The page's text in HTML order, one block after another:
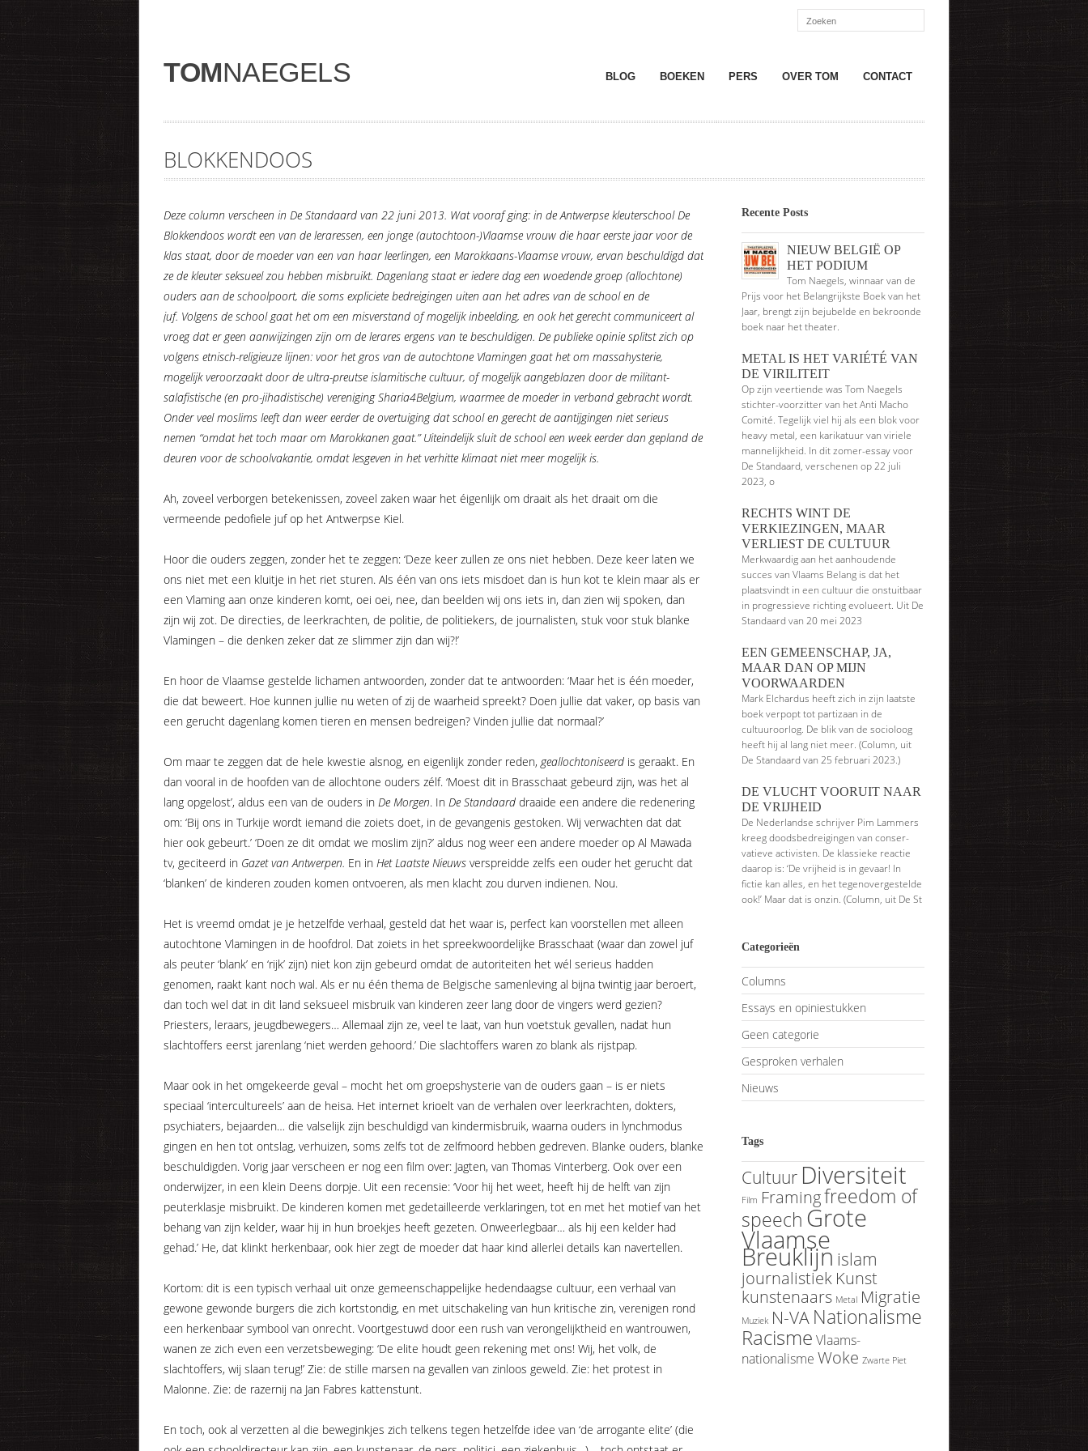
TOMNAEGELS BLOG BOEKEN PERS OVER TOM CONTACT
BLOKKENDOOS
Deze column verscheen in De Standaard van 22 juni 2013. Wat vooraf ging: in de Antwerpse kleuterschool De
Blokkendoos wordt een van de leraressen, een jonge (autochtoon-)Vlaamse vrouw die haar eerste jaar voor de
klas staat, door de moeder van een van haar leerlingen, een Marokkaans-Vlaamse vrouw, ervan beschuldigd dat
ze de kleuter seksueel zou hebben misbruikt. Dagenlang staat er iedere dag een woedende groep (allochtone)
ouders aan de schoolpoort, die soms expliciete bedreigingen uiten aan het adres van de school en de
juf. Volgens de school gaat het om een misverstand of mogelijk inbeelding, en ook het gerecht communiceert al
vroeg dat er geen aanwijzingen zijn om de lerares ergens van te beschuldigen. De publieke opinie splitst zich op
volgens etnisch-religieuze lijnen: voor het gros van de autochtone Vlamingen gaat het om massahysterie,
mogelijk veroorzaakt door de ultra-preutse islamitische cultuur, of mogelijk aangeblazen door de militant-
salafistische (en pro-jihadistische) vereniging Sharia4Belgium, waarmee de moeder in verband gebracht wordt.
Onder veel moslims leeft dan weer eerder de overtuiging dat school en gerecht de aantijgingen niet serieus
nemen “omdat het toch maar om Marokkanen gaat.” Uiteindelijk sluit de school een week eerder dan gepland de
deuren voor de schoolvakantie, omdat lesgeven in het verhitte klimaat niet meer mogelijk is.
Ah, zoveel verborgen betekenissen, zoveel zaken waar het éigenlijk om draait als het draait om die
vermeende pedofiele juf op het Antwerpse Kiel.
Hoor die ouders zeggen, zonder het te zeggen: ‘Deze keer zullen ze ons niet hebben. Deze keer laten we
ons niet met een kluitje in het riet sturen. Als één van ons iets misdoet dan is hun kot te klein maar als er
een Vlaming aan onze kinderen komt, oei oei, nee, dan beelden wij ons iets in, dan zien wij spoken, dan
zijn wij zot. De directies, de leerkrachten, de politie, de politiekers, de journalisten, stuk voor stuk blanke
Vlamingen – die denken zeker dat ze slimmer zijn dan wij?!’
En hoor de Vlaamse gestelde lichamen antwoorden, zonder dat te antwoorden: ‘Maar het is één moeder,
die dat beweert. Hoe kunnen jullie nu weten of zij de waarheid spreekt? Doen jullie dat vaker, op basis van
een gerucht dagenlang komen tieren en mensen bedreigen? Vinden jullie dat normaal?’
Om maar te zeggen dat de hele kwestie alsnog, en eigenlijk zonder reden, geallochtoniseerd is geraakt. En
dan vooral in de hoofden van de allochtone ouders zélf. ‘Moest dit in Brasschaat gebeurd zijn, was het al
lang opgelost’, aldus een van de ouders in De Morgen. In De Standaard draaide een andere die redenering
om: ‘Bij ons in Turkije wordt iemand die zoiets doet, in de gevangenis gestoken. Wij verwachten dat dat
hier ook gebeurt.’ ‘Doen ze dit omdat we moslim zijn?’ aldus nog weer een andere moeder op Al Mawada
tv, geciteerd in Gazet van Antwerpen. En in Het Laatste Nieuws verspreidde zelfs een ouder het gerucht dat
‘blanken’ de kinderen zouden komen ontvoeren, als men klacht zou durven indienen. Nou.
Het is vreemd omdat je je hetzelfde verhaal, gesteld dat het waar is, perfect kan voorstellen met alleen
autochtone Vlamingen in de hoofdrol. Dat zoiets in het spreekwoordelijke Brasschaat (waar dan zowel juf
als peuter ‘blank’ en ‘rijk’ zijn) niet kon zijn gebeurd omdat de autoriteiten het wél serieus hadden
genomen, raakt kant noch wal. Als er nu één thema de Belgische samenleving al bijna twintig jaar beroert,
dan toch wel dat in dit land seksueel misbruik van kinderen zeer lang door de vingers werd gezien?
Priesters, leraars, jeugdbewegers… Allemaal zijn ze, veel te laat, van hun voetstuk gevallen, nadat hun
slachtoffers eerst jarenlang ‘niet werden gehoord.’ Die slachtoffers waren zo blank als rijstpap.
Maar ook in het omgekeerde geval – mocht het om groepshysterie van de ouders gaan – is er niets
speciaal ‘intercultureels’ aan de heisa. Het internet krioelt van de verhalen over leerkrachten, dokters,
psychiaters, bejaarden… die valselijk zijn beschuldigd van kindermisbruik, waarna ouders in lynchmodus
gingen en hen tot ontslag, verhuizen, soms zelfs tot de zelfmoord hebben gedreven. Blanke ouders, blanke
beschuldigden. Vorig jaar verscheen er nog een film over: Jagten, van Thomas Vinterberg. Ook over een
onderwijzer, in een klein Deens dorpje. Uit een recensie: ‘Voor hij het weet, heeft hij de helft van zijn
peuterklasje misbruikt. De kinderen komen met gedetailleerde verklaringen, tot en met het motief van het
behang van zijn kelder, waar hij in hun broekjes heeft gezeten. Onweerlegbaar… als hij een kelder had
gehad.’ He, dat klinkt herkenbaar, ook hier zegt de moeder dat haar kind allerlei details kan navertellen.
Kortom: dit is een typisch verhaal uit onze gemeenschappelijke hedendaagse cultuur, een verhaal van
gewone gewonde burgers die zich kortstondig, en met uitschakeling van hun kritische zin, verenigen rond
een herkenbaar symbool van onrecht. Voortgestuwd door een rush van verongelijktheid en wantrouwen,
wanen ze zich even een verzetsbeweging: ‘De elite houdt geen rekening met ons! Wij, het volk, de
slachtoffers, wij slaan terug!’ Zie: de stille marsen na gevallen van zinloos geweld. Zie: het protest in
Malonne. Zie: de razernij na Jan Fabres kattenstunt.
En toch, ook al verzetten al die beweginkjes zich telkens tegen hetzelfde idee van ‘de arrogante elite’ (die
Recente Posts
NIEUW BELGIË OP
HET PODIUM
Tom Naegels, winnaar van de
Prijs voor het Belangrijkste Boek van het
Jaar, brengt zijn bejubelde en bekroonde
boek naar het theater.
METAL IS HET VARIÉTÉ VAN
DE VIRILITEIT
Op zijn veertiende was Tom Naegels
stichter-voorzitter van het Anti Macho
Comité. Tegelijk viel hij als een blok voor
heavy metal, een karikatuur van viriele
mannelijkheid. In dit zomer-essay voor
De Standaard, verschenen op 22 juli
2023, o
RECHTS WINT DE
VERKIEZINGEN, MAAR
VERLIEST DE CULTUUR
Merkwaardig aan het aanhoudende
succes van Vlaams Belang is dat het
plaatsvindt in een cultuur die onstuitbaar
in progressieve richting evolueert. Uit De
Standaard van 20 mei 2023
EEN GEMEENSCHAP, JA,
MAAR DAN OP MIJN
VOORWAARDEN
Mark Elchardus heeft zich in zijn laatste
boek verpopt tot partizaan in de
cultuuroorlog. De blik van de socioloog
heeft hij al lang niet meer. (Column, uit
De Standaard van 25 februari 2023.)
DE VLUCHT VOORUIT NAAR
DE VRIJHEID
De Nederlandse schrijver Pim Lammers
kreeg doodsbedreigingen van conser­
vatieve activisten. De klassieke reactie
daarop is: ‘De vrijheid is in gevaar! In
fictie kan alles, en het tegenovergestelde
ook!’ Maar dat is onzin. (Column, uit De St
Categorieën
Columns
Essays en opiniestukken
Geen categorie
Gesproken verhalen
Nieuws
Tags
Cultuur Diversiteit
Film Framingfreedom of
speech Grote
Vlaamse
Breuklijn islam
journalistiek Kunst
kunstenaars Metal Migratie
Muziek N-VA Nationalisme
Racisme Vlaams-
nationalisme Woke Zwarte Piet